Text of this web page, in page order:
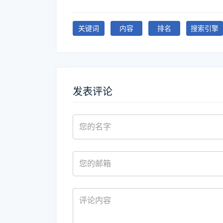
关键词 内容 排名 搜索引擎
发表评论